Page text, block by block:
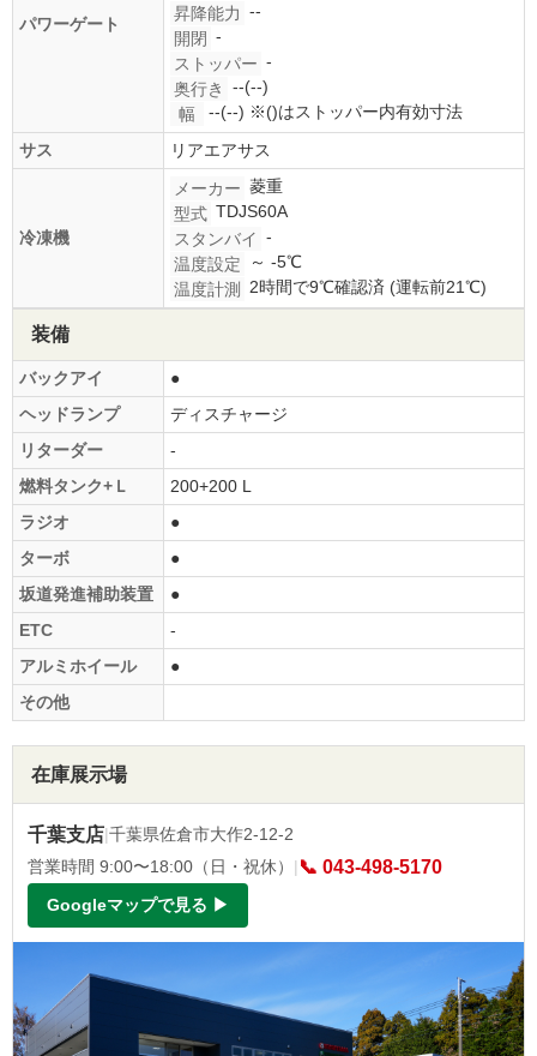
パワーゲート
昇降能力 --
開閉 -
ストッパー -
奥行き
--(--)
幅
--(--) ※()はストッパー内有効寸法
サス
リアエアサス
冷凍機
メーカー 菱重
型式 TDJS60A
スタンバイ -
温度設定
～ -5℃
温度計測
2時間で9℃確認済 (運転前21℃)
装備
バックアイ
●
ヘッドランプ
ディスチャージ
リターダー
-
燃料タンク+Ｌ
200+200 L
ラジオ
●
ターボ
●
坂道発進補助装置
●
ETC
-
アルミホイール
●
その他
在庫展示場
千葉支店|千葉県佐倉市大作2-12-2
営業時間 9:00〜18:00（日・祝休） | 📞 043-498-5170
Googleマップで見る ▶